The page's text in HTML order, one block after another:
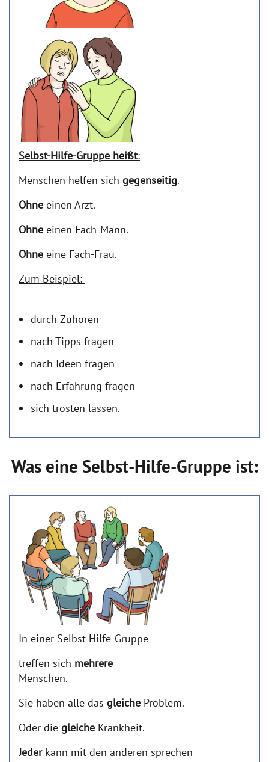
Selbst-Hilfe-Gruppe heißt:
Menschen helfen sich gegenseitig.
Ohne einen Arzt.
Ohne einen Fach-Mann.
Ohne eine Fach-Frau.
Zum Beispiel:
durch Zuhören
nach Tipps fragen
nach Ideen fragen
nach Erfahrung fragen
sich trösten lassen.
Was eine Selbst-Hilfe-Gruppe ist:
In einer Selbst-Hilfe-Gruppe
treffen sich mehrere
Menschen.
Sie haben alle das gleiche Problem.
Oder die gleiche Krankheit.
Jederkann mit den anderen sprechen